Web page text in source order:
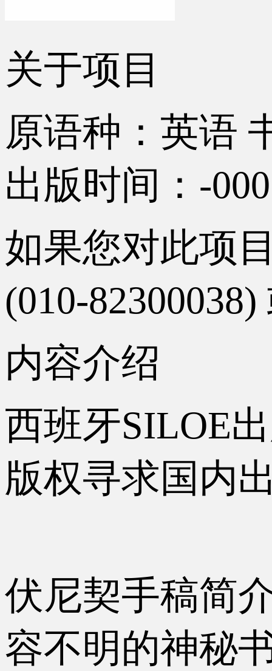
关于项目
原语种：英语
出版时间：-
如果您对此项
(010-82300038)
内容介绍
西班牙SILOE
版权寻求国
伏尼契手稿简
容不明的神秘